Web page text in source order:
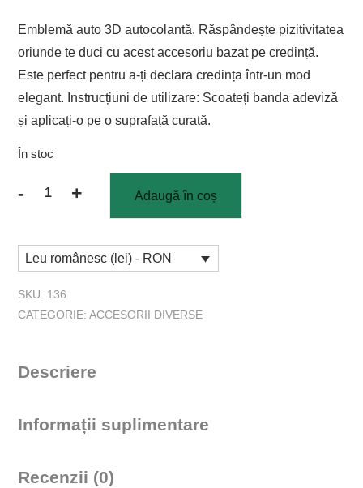
Emblemă auto 3D autocolantă. Răspândește pizitivitatea
oriunde te duci cu acest accesoriu bazat pe credință.
Este perfect pentru a-ți declara credința într-un mod
elegant. Instrucțiuni de utilizare: Scoateți banda adeviză
și aplicați-o pe o suprafață curată.
În stoc
-
Cantitate
Cross
+ Adaugă în coș
Leu românesc (lei) - RON
SKU: 136
CATEGORIE: ACCESORII DIVERSE
Descriere
Informații suplimentare
Recenzii (0)